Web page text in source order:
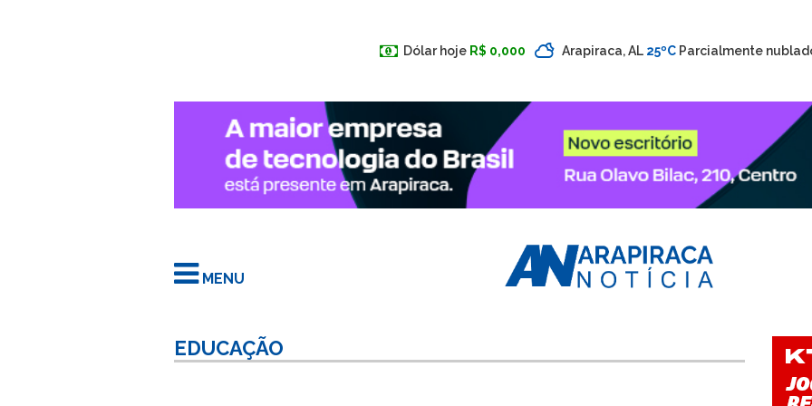
Dólar hoje R$ 0,000 Arapiraca, AL 25ºC Parcialmente
MENU
EDUCAÇÃO